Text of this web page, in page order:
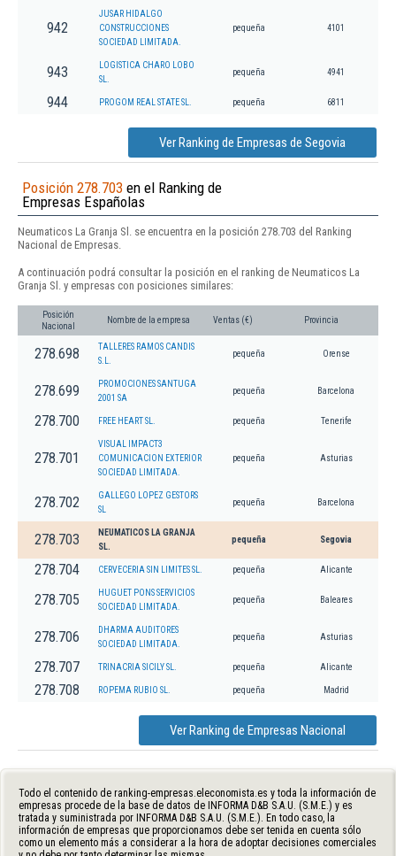
942
JUSAR HIDALGO
CONSTRUCCIONES
SOCIEDAD LIMITADA.
pequeña 4101
943
LOGISTICA CHARO LOBO
SL.
pequeña 4941
944 PROGOM REAL STATE SL. pequeña 6811
Ver Ranking de Empresas de Segovia
Posición 278.703 en el Ranking de
Empresas Españolas
Neumaticos La Granja Sl. se encuentra en la posición 278.703 del Ranking
Nacional de Empresas.
A continuación podrá consultar la posición en el ranking de Neumaticos La
Granja Sl. y empresas con posiciones similares:
Posición
Nacional
Nombre de la empresa Ventas (€) Provincia
278.698
TALLERES RAMOS CANDIS
S.L.
pequeña Orense
278.699
PROMOCIONES SANTUGA
2001 SA
pequeña Barcelona
278.700 FREE HEART SL. pequeña Tenerife
278.701
VISUAL IMPACT3
COMUNICACION EXTERIOR
SOCIEDAD LIMITADA.
pequeña Asturias
278.702
GALLEGO LOPEZ GESTORS
SL
pequeña Barcelona
278.703
NEUMATICOS LA GRANJA
SL.
pequeña Segovia
278.704 CERVECERIA SIN LIMITES SL. pequeña Alicante
278.705
HUGUET PONS SERVICIOS
SOCIEDAD LIMITADA.
pequeña Baleares
278.706
DHARMA AUDITORES
SOCIEDAD LIMITADA.
pequeña Asturias
278.707 TRINACRIA SICILY SL. pequeña Alicante
278.708 ROPEMA RUBIO SL. pequeña Madrid
Ver Ranking de Empresas Nacional
Todo el contenido de ranking-empresas.eleconomista.es y toda la información de
empresas procede de la base de datos de INFORMA D&B S.A.U. (S.M.E.) y es
tratada y suministrada por INFORMA D&B S.A.U. (S.M.E.). En todo caso, la
información de empresas que proporcionamos debe ser tenida en cuenta sólo
como un elemento más a considerar a la hora de adoptar decisiones comerciales